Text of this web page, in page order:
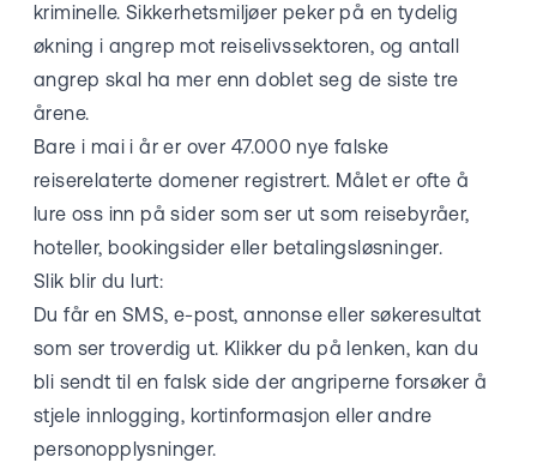
kriminelle. Sikkerhetsmiljøer peker på en tydelig
økning i angrep mot reiselivssektoren, og antall
angrep skal ha mer enn doblet seg de siste tre
årene.
Bare i mai i år er over 47.000 nye falske
reiserelaterte domener registrert. Målet er ofte å
lure oss inn på sider som ser ut som reisebyråer,
hoteller, bookingsider eller betalingsløsninger.
Slik blir du lurt:
Du får en SMS, e-post, annonse eller søkeresultat
som ser troverdig ut. Klikker du på lenken, kan du
bli sendt til en falsk side der angriperne forsøker å
stjele innlogging, kortinformasjon eller andre
personopplysninger.